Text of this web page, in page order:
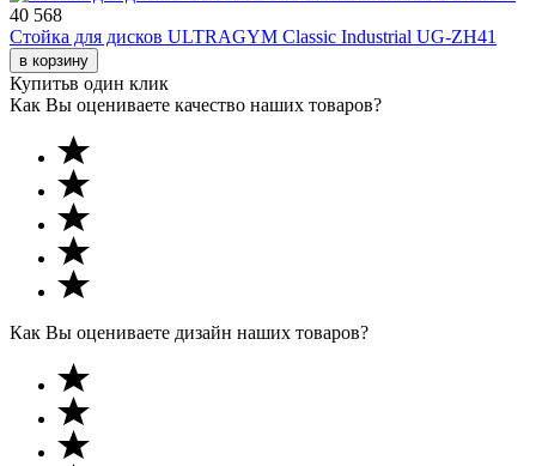
40 568
Стойка для дисков ULTRAGYM Classic Industrial UG-ZH41
в корзину
Купитьв один клик
Как Вы оцениваете качество наших товаров?
Как Вы оцениваете дизайн наших товаров?